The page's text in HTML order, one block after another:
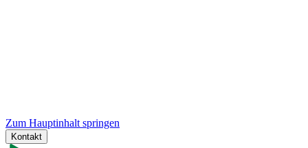
Zum Hauptinhalt springen
Kontakt